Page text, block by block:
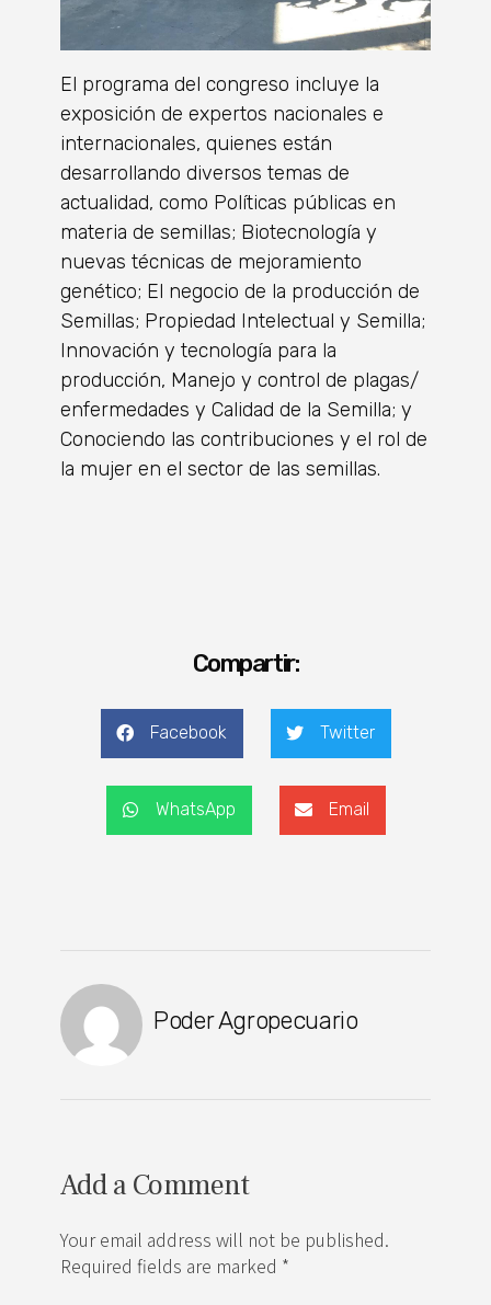
El programa del congreso incluye la
exposición de expertos nacionales e
internacionales, quienes están
desarrollando diversos temas de
actualidad, como Políticas públicas en
materia de semillas; Biotecnología y
nuevas técnicas de mejoramiento
genético; El negocio de la producción de
Semillas; Propiedad Intelectual y Semilla;
Innovación y tecnología para la
producción, Manejo y control de plagas/
enfermedades y Calidad de la Semilla; y
Conociendo las contribuciones y el rol de
la mujer en el sector de las semillas.
Compartir:
Facebook Twitter
WhatsApp Email
Poder Agropecuario
Add a Comment
Your email address will not be published.
Required fields are marked *